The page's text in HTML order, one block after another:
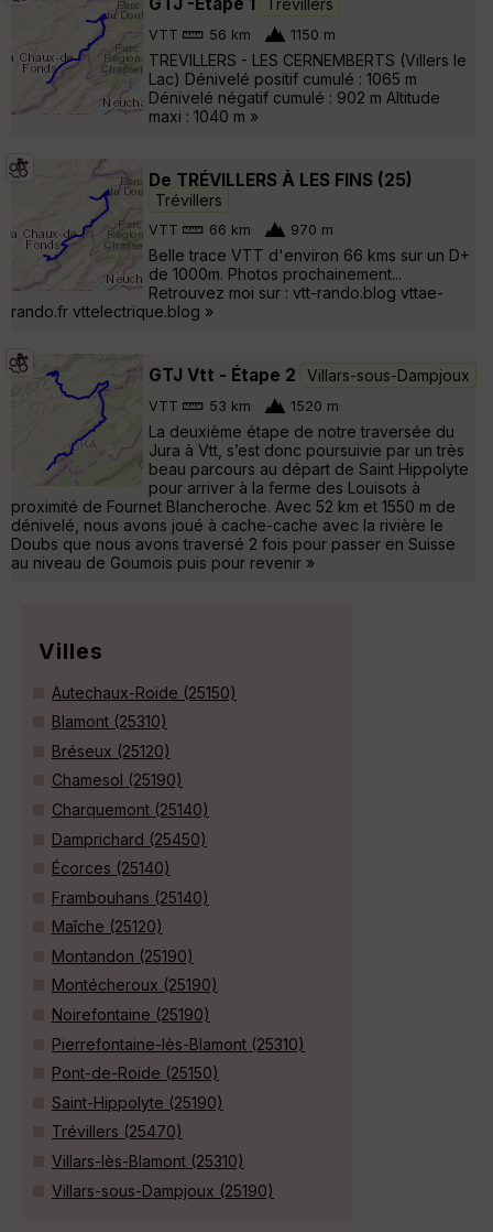
Trévillers
VTT 56 km 1150 m
TREVILLERS - LES CERNEMBERTS (Villers le
Lac) Dénivelé positif cumulé : 1065 m
Dénivelé négatif cumulé : 902 m Altitude
maxi : 1040 m »
De TRÉVILLERS À LES FINS (25)
Trévillers
VTT 66 km 970 m
Belle trace VTT d'environ 66 kms sur un D+
de 1000m. Photos prochainement...
Retrouvez moi sur : vtt-rando.blog vttae-
rando.fr vttelectrique.blog »
GTJ Vtt - Étape 2 Villars-sous-Dampjoux
VTT 53 km 1520 m
La deuxième étape de notre traversée du
Jura à Vtt, s’est donc poursuivie par un très
beau parcours au départ de Saint Hippolyte
pour arriver à la ferme des Louisots à
proximité de Fournet Blancheroche. Avec 52 km et 1550 m de
dénivelé, nous avons joué à cache-cache avec la rivière le
Doubs que nous avons traversé 2 fois pour passer en Suisse
au niveau de Goumois puis pour revenir »
Villes
Autechaux-Roide (25150)
Blamont (25310)
Bréseux (25120)
Chamesol (25190)
Charquemont (25140)
Damprichard (25450)
Écorces (25140)
Frambouhans (25140)
Maîche (25120)
Montandon (25190)
Montécheroux (25190)
Noirefontaine (25190)
Pierrefontaine-lès-Blamont (25310)
Pont-de-Roide (25150)
Saint-Hippolyte (25190)
Trévillers (25470)
Villars-lès-Blamont (25310)
Villars-sous-Dampjoux (25190)